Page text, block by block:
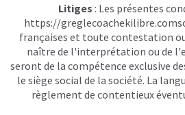
Litiges : Les présentes
https://greglecoachekilibre.com
françaises et toute contestation
naître de l'interprétation ou de
seront de la compétence exclusive
le siège social de la société. La
règlement de contentieux